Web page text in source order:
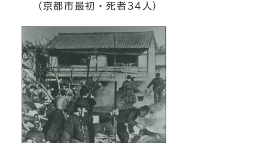
（京都市最初・死者34人）